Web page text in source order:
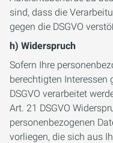
sind, dass die
gegen die DSGVO
h) Widerspruch
Sofern Ihre
berechtigten Interessen
DSGVO verarbeitet
Art. 21 DSGVO
personenbezogenen
vorliegen, die sich aus